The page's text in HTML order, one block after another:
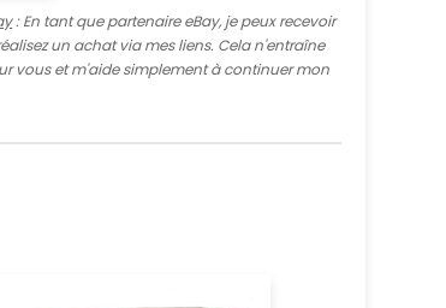
: En tant que partenaire eBay, je peux recevoir
un achat via mes liens. Cela n'entraîne
vous et m'aide simplement à continuer mon